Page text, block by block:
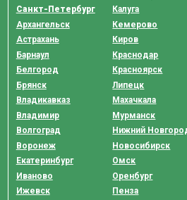
Санкт-Петербург
Архангельск
Астрахань
Барнаул
Белгород
Брянск
Владикавказ
Владимир
Волгоград
Воронеж
Екатеринбург
Иваново
Ижевск
Калуга
Кемерово
Киров
Краснодар
Красноярск
Липецк
Махачкала
Мурманск
Нижний
Новосибирск
Омск
Оренбург
Пенза